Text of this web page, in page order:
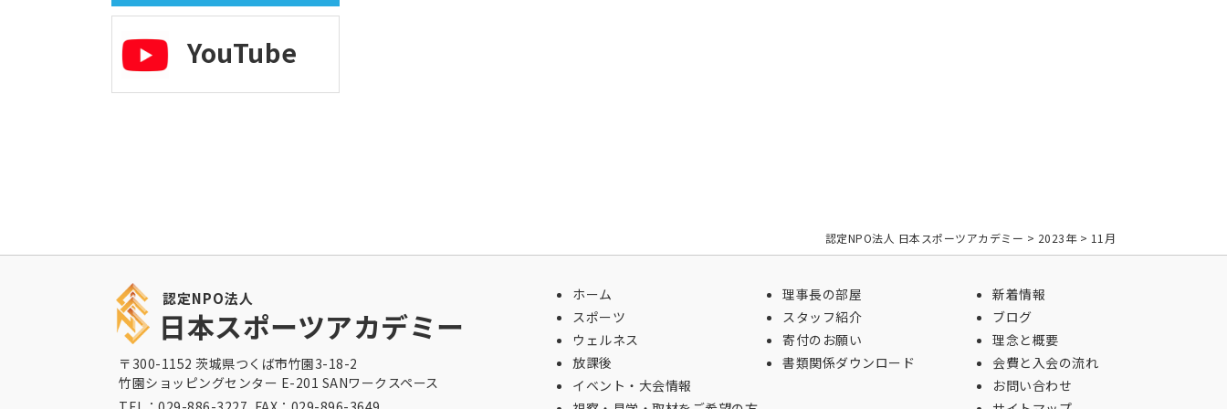
YouTube
認定NPO法人 日本スポーツアカデミー > 2023年> 11月
認定NPO法人
日本スポーツアカデミー
〒300-1152 茨城県つくば市竹園3-18-2
竹園ショッピングセンター E-201 SANワークスペース
ホーム
スポーツ
ウェルネス
放課後
イベント・大会情報
理事長の部屋
スタッフ紹介
寄付のお願い
書類関係ダウンロード
新着情報
ブログ
理念と概要
会費と入会の流れ
お問い合わせ